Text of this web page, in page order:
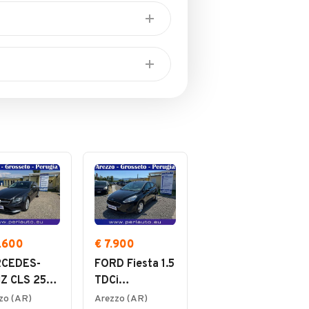
ai nostri servizi
CLS 250
(AR)
€ 7.900
FORD Fiesta 1.5
TDCi
Start&Stop 5
Arezzo (AR)